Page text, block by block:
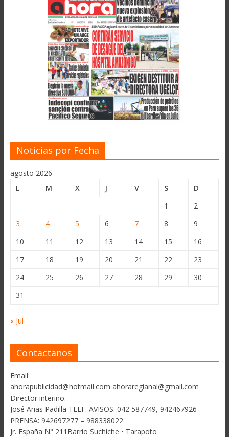
Noticias por Fecha
agosto 2026
L
M X J V S
D
1
2
3
4 5 6 7 8
9
10
11 12 13 14 15
16
17
18 19 20 21 22
23
24
25 26 27 28 29
30
31
« Jul
Contactanos
Email:
ahorapublicidad@hotmail.com ahoraregianal@gmail.com
Director interino:
José Arias Padilla TELF. AVISOS. 042 587749, 942467926
PRENSA: 942697277 – 988338022
Jr. España N° 211Barrio Suchiche • Tarapoto